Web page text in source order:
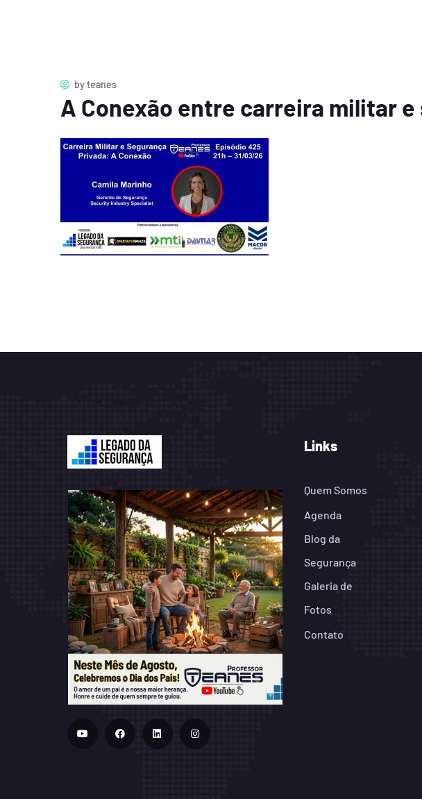
byteanes
A Conexão entre carreira militar
Links
Quem Somos
Agenda
Blog da
Segurança
Galeria de
Fotos
Contato